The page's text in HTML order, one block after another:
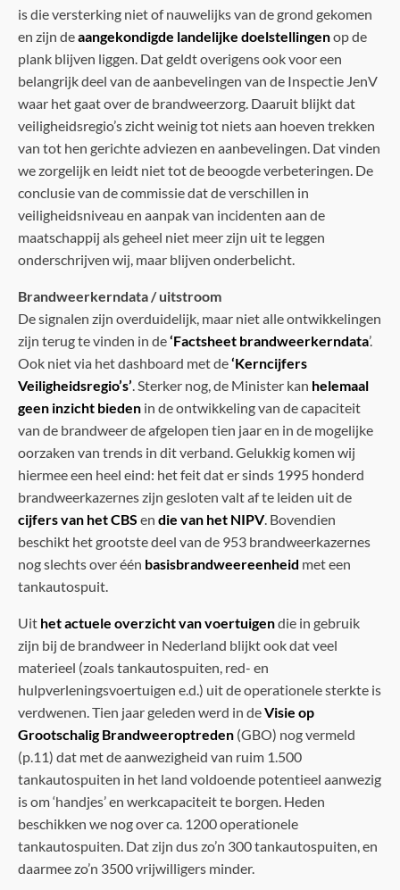
is die versterking niet of nauwelijks van de grond gekomen
en zijn deaangekondigde landelijke doelstellingenop de
plank blijven liggen. Dat geldt overigens ook voor een
belangrijk deel van de aanbevelingen van de Inspectie JenV
waar het gaat over de brandweerzorg. Daaruit blijkt dat
veiligheidsregio’s zicht weinig tot niets aan hoeven trekken
van tot hen gerichte adviezen en aanbevelingen. Dat vinden
we zorgelijk en leidt niet tot de beoogde verbeteringen. De
conclusie van de commissie dat de verschillen in
veiligheidsniveau en aanpak van incidenten aan de
maatschappij als geheel niet meer zijn uit te leggen
onderschrijven wij, maar blijven onderbelicht.
Brandweerkerndata / uitstroom
De signalen zijn overduidelijk, maar niet alle ontwikkelingen
zijn terug te vinden in de‘Factsheet brandweerkerndata’.
Ook niet via het dashboard met de‘Kerncijfers
Veiligheidsregio’s’. Sterker nog, de Minister kan helemaal
geen inzicht bieden in de ontwikkeling van de capaciteit
van de brandweer de afgelopen tien jaar en in de mogelijke
oorzaken van trends in dit verband. Gelukkig komen wij
hiermee een heel eind: het feit dat er sinds 1995 honderd
brandweerkazernes zijn gesloten valt af te leiden uit de
cijfers van het CBS en die van het NIPV. Bovendien
beschikt het grootste deel van de 953 brandweerkazernes
nog slechts over één basisbrandweereenheid met een
tankautospuit.
Uit het actuele overzicht van voertuigendie in gebruik
zijn bij de brandweer in Nederland blijkt ook dat veel
materieel (zoals tankautospuiten, red- en
hulpverleningsvoertuigen e.d.) uit de operationele sterkte is
verdwenen. Tien jaar geleden werd in deVisie op
Grootschalig Brandweeroptreden (GBO) nog vermeld
(p.11) dat met de aanwezigheid van ruim 1.500
tankautospuiten in het land voldoende potentieel aanwezig
is om ‘handjes’ en werkcapaciteit te borgen. Heden
beschikken we nog over ca. 1200 operationele
tankautospuiten. Dat zijn dus zo’n 300 tankautospuiten, en
daarmee zo’n 3500 vrijwilligers minder.